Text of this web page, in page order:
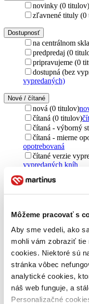
Môžeme pracovať s
Aby sme vedeli, ako
mohli vám zobraziť tie
cookies. Niektoré sú
stránka vôbec
analytické cookies,
náš web funguje, a
Personalizačné
novinky (0 titulov)
zľavnené tituly (0
Dostupnosť
na centrálnom
predpredaj (0
pripravujeme (0
dostupná (bez
vypredaných)
Nové / čítané
nová (0 titulov)
čítaná (0 titulov)
čítaná - výborný
čítaná - mierne
opotrebovaná
čítané verzie
vypredaných kníh
Jazyk
čeština (1 titul)
skupinové
Vydavateľstvo
Väzba
brožovaná väzba
Zúžiť výber